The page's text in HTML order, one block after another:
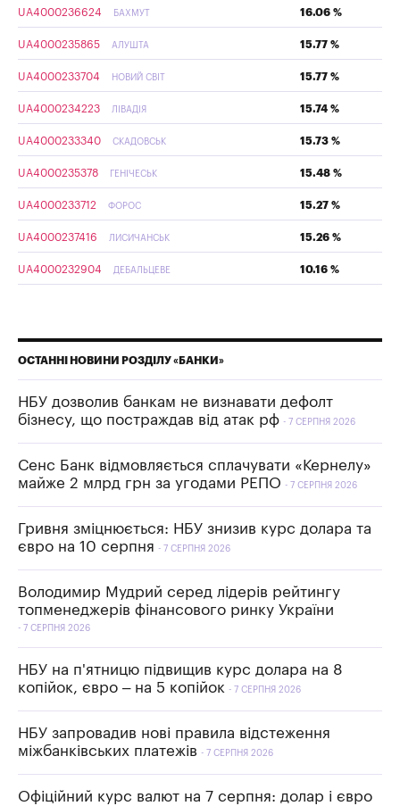
UA4000236624 БАХМУТ 16.06 %
UA4000235865 АЛУШТА 15.77 %
UA4000233704 НОВИЙ СВІТ 15.77 %
UA4000234223 ЛІВАДІЯ 15.74 %
UA4000233340 СКАДОВСЬК 15.73 %
UA4000235378 ГЕНІЧЕСЬК 15.48 %
UA4000233712 ФОРОС 15.27 %
UA4000237416 ЛИСИЧАНСЬК 15.26 %
UA4000232904 ДЕБАЛЬЦЕВЕ 10.16 %
ОСТАННІ НОВИНИ РОЗДІЛУ «БАНКИ»
НБУ дозволив банкам не визнавати дефолт
бізнесу, що постраждав від атак рф
7 СЕРПНЯ 2026
Сенс Банк відмовляється сплачувати «Кернелу»
майже 2 млрд грн за угодами РЕПО
7 СЕРПНЯ 2026
Гривня зміцнюється: НБУ знизив курс долара та
євро на 10 серпня
7 СЕРПНЯ 2026
Володимир Мудрий серед лідерів рейтингу
топменеджерів фінансового ринку України
7 СЕРПНЯ 2026
НБУ на п'ятницю підвищив курс долара на 8
копійок, євро – на 5 копійок
7 СЕРПНЯ 2026
НБУ запровадив нові правила відстеження
міжбанківських платежів
7 СЕРПНЯ 2026
Офіційний курс валют на 7 серпня: долар і євро